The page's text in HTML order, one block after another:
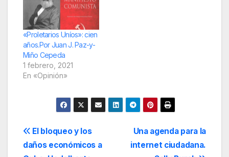
«Proletarios Uníos»: cien
años.Por Juan J. Paz-y-
Miño Cepeda
1 febrero, 2021
En «Opinión»
Navegación
Una agenda para la
internet ciudadana.
El bloqueo y los
daños económicos a